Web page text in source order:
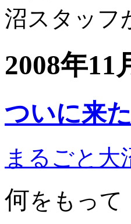
沼スタッフ
2008年11
ついに来た
まるごと大
何をもって